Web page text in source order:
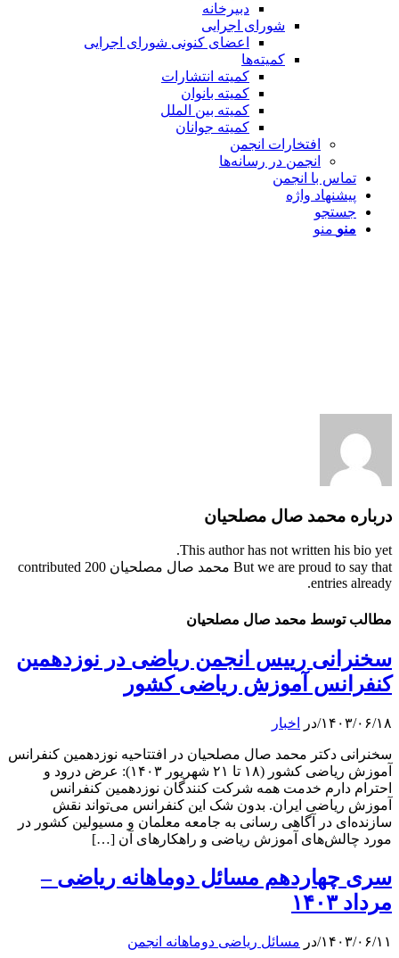
دبیرخانه
شورای اجرایی
اعضای کنونی شورای اجرایی
کمیته‌ها
کمیته انتشارات
کمیته بانوان
کمیته بین الملل
کمیته جوانان
افتخارات انجمن
انجمن در رسانه‌ها
تماس با انجمن
پیشنهاد واژه
جستجو
منو منو
درباره محمد صال مصلحیان
This author has not written his bio yet.
But we are proud to say that محمد صال مصلحیان contributed 200
entries already.
مطالب توسط محمد صال مصلحیان
سخنرانی رییس انجمن ریاضی در نوزدهمین
کنفرانس آموزش ریاضی کشور
۱۴۰۳/۰۶/۱۸/در اخبار
سخنرانی دکتر محمد صال مصلحیان در افتتاحیه نوزدهمین کنفرانس
آموزش ریاضی کشور (۱۸ تا ۲۱ شهریور ۱۴۰۳): عرض درود و
احترام دارم خدمت همه شرکت کنندگان نوزدهمین کنفرانس
آموزش ریاضی ایران. بدون شک این کنفرانس می‌تواند نقش
سازنده‌ای در آگاهی رسانی به جامعه معلمان و مسیولین کشور در
مورد چالش‌های آموزش ریاضی و راهکارهای آن […]
سری چهاردهم مسائل دوماهانه ریاضی –
مرداد ۱۴۰۳
۱۴۰۳/۰۶/۱۱/در مسائل ریاضی دوماهانه انجمن